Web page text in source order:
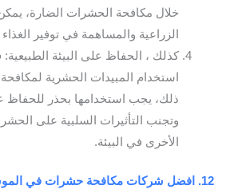
خلال مكافحة الحشرات الضارة،
الزراعية والمساهمة في توفير
كذلك ، الحفاظ على البيئة
استخدام المبيدات الحشرية
ذلك، يجب استخدامها بحذر للحفاظ
وتجنب التأثيرات السلبية على
الأخرى في البيئة.
12. افضل شركات مكافحة حشرات في الموسكي